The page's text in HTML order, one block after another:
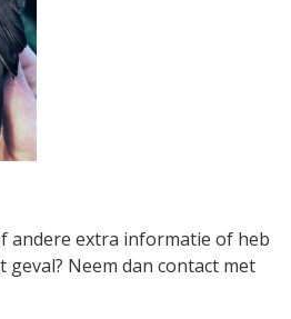
andere extra informatie of heb
Neem dan contact met